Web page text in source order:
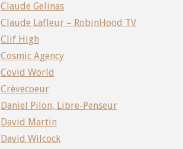
Claude Gelinas
Claude Lafleur – RobinHood TV
Clif High
Cosmic Agency
Covid World
Crèvecoeur
Daniel Pilon, Libre-Penseur
David Martin
David Wilcock